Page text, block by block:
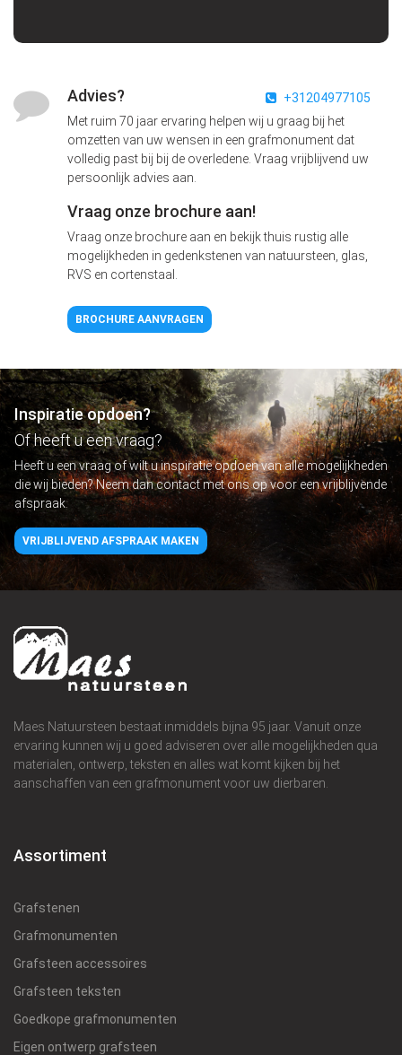
Advies?
Met ruim 70 jaar ervaring helpen wij u graag bij het
omzetten van uw wensen in een grafmonument dat
volledig past bij bij de overledene. Vraag vrijblijvend uw
persoonlijk advies aan.
+31204977105
Vraag onze brochure aan!
Vraag onze brochure aan en bekijk thuis rustig alle
mogelijkheden in gedenkstenen van natuursteen, glas,
RVS en cortenstaal.
BROCHURE AANVRAGEN
Inspiratie opdoen?
Of heeft u een vraag?
Heeft u een vraag of wilt u inspiratie opdoen van alle mogelijkheden
die wij bieden? Neem dan contact met ons op voor een vrijblijvende
afspraak.
VRIJBLIJVEND AFSPRAAK MAKEN
Maes Natuursteen bestaat inmiddels bijna 95 jaar. Vanuit onze
ervaring kunnen wij u goed adviseren over alle mogelijkheden qua
materialen, ontwerp, teksten en alles wat komt kijken bij het
aanschaffen van een grafmonument voor uw dierbaren.
Assortiment
Grafstenen
Grafmonumenten
Grafsteen accessoires
Grafsteen teksten
Goedkope grafmonumenten
Eigen ontwerp grafsteen